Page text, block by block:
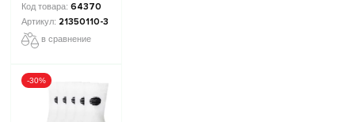
64370
21350110-3
в сравнение
-30%